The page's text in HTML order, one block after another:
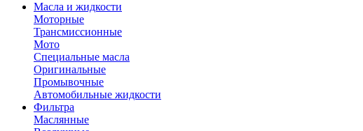
Масла и жидкости
Моторные
Трансмиссионные
Мото
Специальные масла
Оригинальные
Промывочные
Автомобильные жидкости
Фильтра
Маслянные